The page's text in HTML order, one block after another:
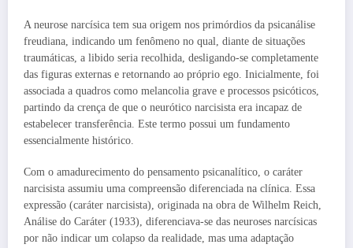
A neurose narcísica tem sua origem nos primórdios da psicanálise
freudiana, indicando um fenômeno no qual, diante de situações
traumáticas, a libido seria recolhida, desligando-se completamente
das figuras externas e retornando ao próprio ego. Inicialmente, foi
associada a quadros como melancolia grave e processos psicóticos,
partindo da crença de que o neurótico narcisista era incapaz de
estabelecer transferência. Este termo possui um fundamento
essencialmente histórico.
Com o amadurecimento do pensamento psicanalítico, o caráter
narcisista assumiu uma compreensão diferenciada na clínica. Essa
expressão (caráter narcisista), originada na obra de Wilhelm Reich,
Análise do Caráter (1933), diferenciava-se das neuroses narcísicas
por não indicar um colapso da realidade, mas uma adaptação